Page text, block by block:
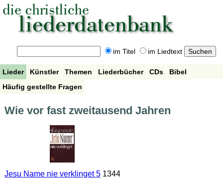
im Titel im Liedtext
Lieder Künstler Themen Liederbücher CDs
Bibel
Häufig gestellte Fragen
Wie vor fast zweitausend Jahren
Jesu Name nie verklinget 51344